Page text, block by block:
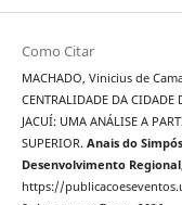
Como Citar
MACHADO, Vinicius de
CENTRALIDADE DA CIDADE
JACUÍ: UMA ANÁLISE A
SUPERIOR. Anais do
Desenvolvimento Regional
https://